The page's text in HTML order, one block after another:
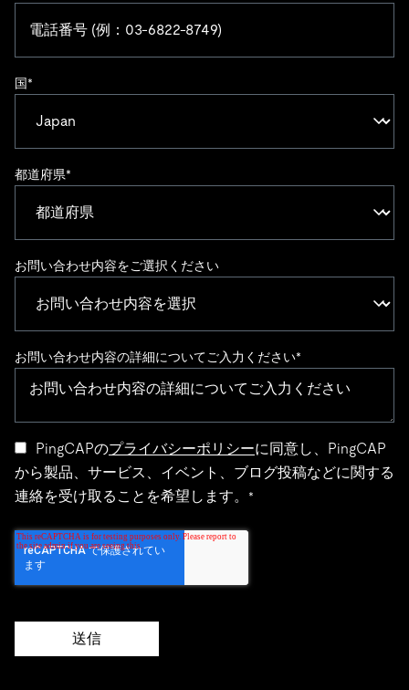
国*
都道府県*
お問い合わせ内容をご選択ください
お問い合わせ内容の詳細についてご入力ください*
PingCAPのプライバシーポリシーに同意し、PingCAP
から製品、サービス、イベント、ブログ投稿などに関する
連絡を受け取ることを希望します。
*